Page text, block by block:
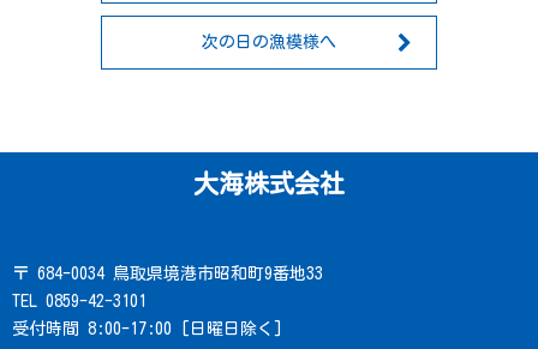
次の日の漁模様へ
大海株式会社
〒 684-0034 鳥取県境港市昭和町9番地33
TEL 0859-42-3101
受付時間 8:00-17:00 [日曜日除く]